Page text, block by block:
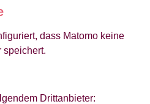
dass Matomo keine
speichert.
Drittanbieter: